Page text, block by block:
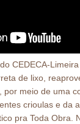
CEDECA-
de lixo,
por meio de uma
crioulas e da
pra Toda Obra.